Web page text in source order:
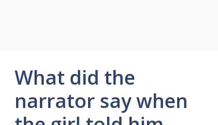
What did the
narrator say when